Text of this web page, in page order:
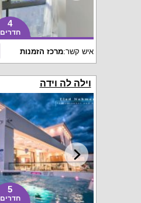
4
חדרים
איש קשר:מרכז הזמנות
וילה לה וידה
5
חדרים